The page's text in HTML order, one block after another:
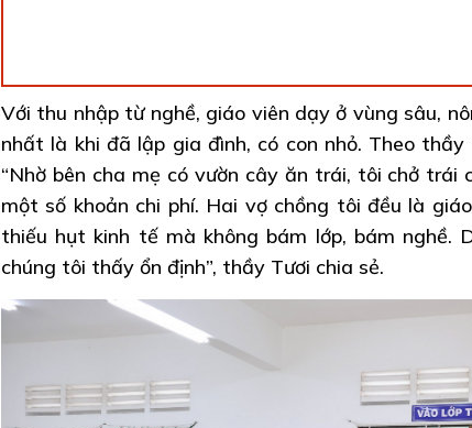
Với thu nhập từ nghề, giáo viên dạy ở vùng sâu,
nhất là khi đã lập gia đình, có con nhỏ. Theo
“Nhờ bên cha mẹ có vườn cây ăn trái, tôi chở
một số khoản chi phí. Hai vợ chồng tôi đều là
thiếu hụt kinh tế mà không bám lớp, bám nghề.
chúng tôi thấy ổn định”, thầy Tươi chia sẻ.